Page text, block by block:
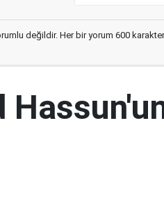
değildir. Her bir yorum 600